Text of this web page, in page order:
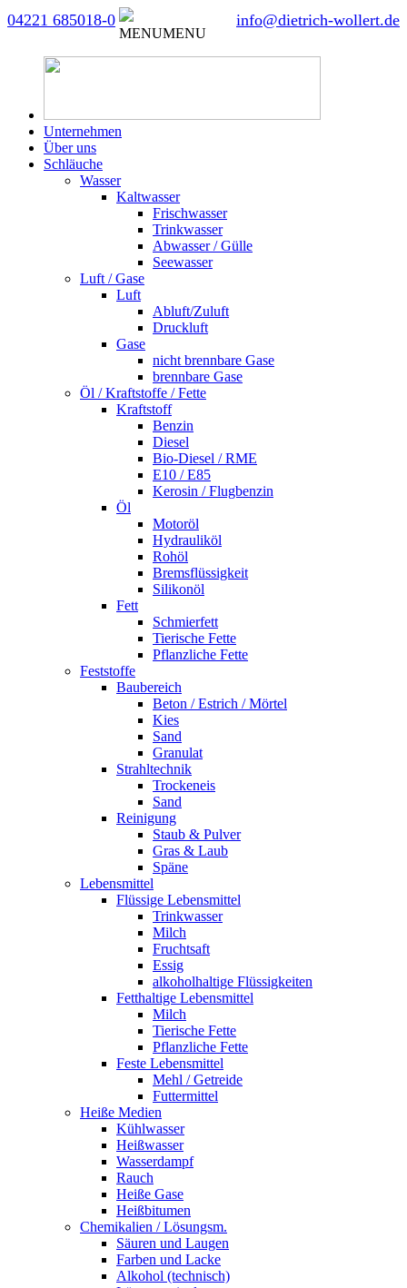
04221 685018-0 info@dietrich-wollert.de
MENUMENU
Unternehmen
Über uns
Schläuche
Wasser
Kaltwasser
Frischwasser
Trinkwasser
Abwasser / Gülle
Seewasser
Luft / Gase
Luft
Abluft/Zuluft
Druckluft
Gase
nicht brennbare Gase
brennbare Gase
Öl / Kraftstoffe / Fette
Kraftstoff
Benzin
Diesel
Bio-Diesel / RME
E10 / E85
Kerosin / Flugbenzin
Öl
Motoröl
Hydrauliköl
Rohöl
Bremsflüssigkeit
Silikonöl
Fett
Schmierfett
Tierische Fette
Pflanzliche Fette
Feststoffe
Baubereich
Beton / Estrich / Mörtel
Kies
Sand
Granulat
Strahltechnik
Trockeneis
Sand
Reinigung
Staub & Pulver
Gras & Laub
Späne
Lebensmittel
Flüssige Lebensmittel
Trinkwasser
Milch
Fruchtsaft
Essig
alkoholhaltige Flüssigkeiten
Fetthaltige Lebensmittel
Milch
Tierische Fette
Pflanzliche Fette
Feste Lebensmittel
Mehl / Getreide
Futtermittel
Heiße Medien
Kühlwasser
Heißwasser
Wasserdampf
Rauch
Heiße Gase
Heißbitumen
Chemikalien / Lösungsm.
Säuren und Laugen
Farben und Lacke
Alkohol (technisch)